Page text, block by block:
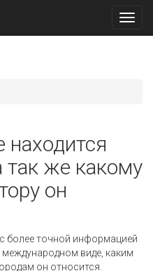
находится
так же какому
он
более точной информацией
виде, каким
он относится.